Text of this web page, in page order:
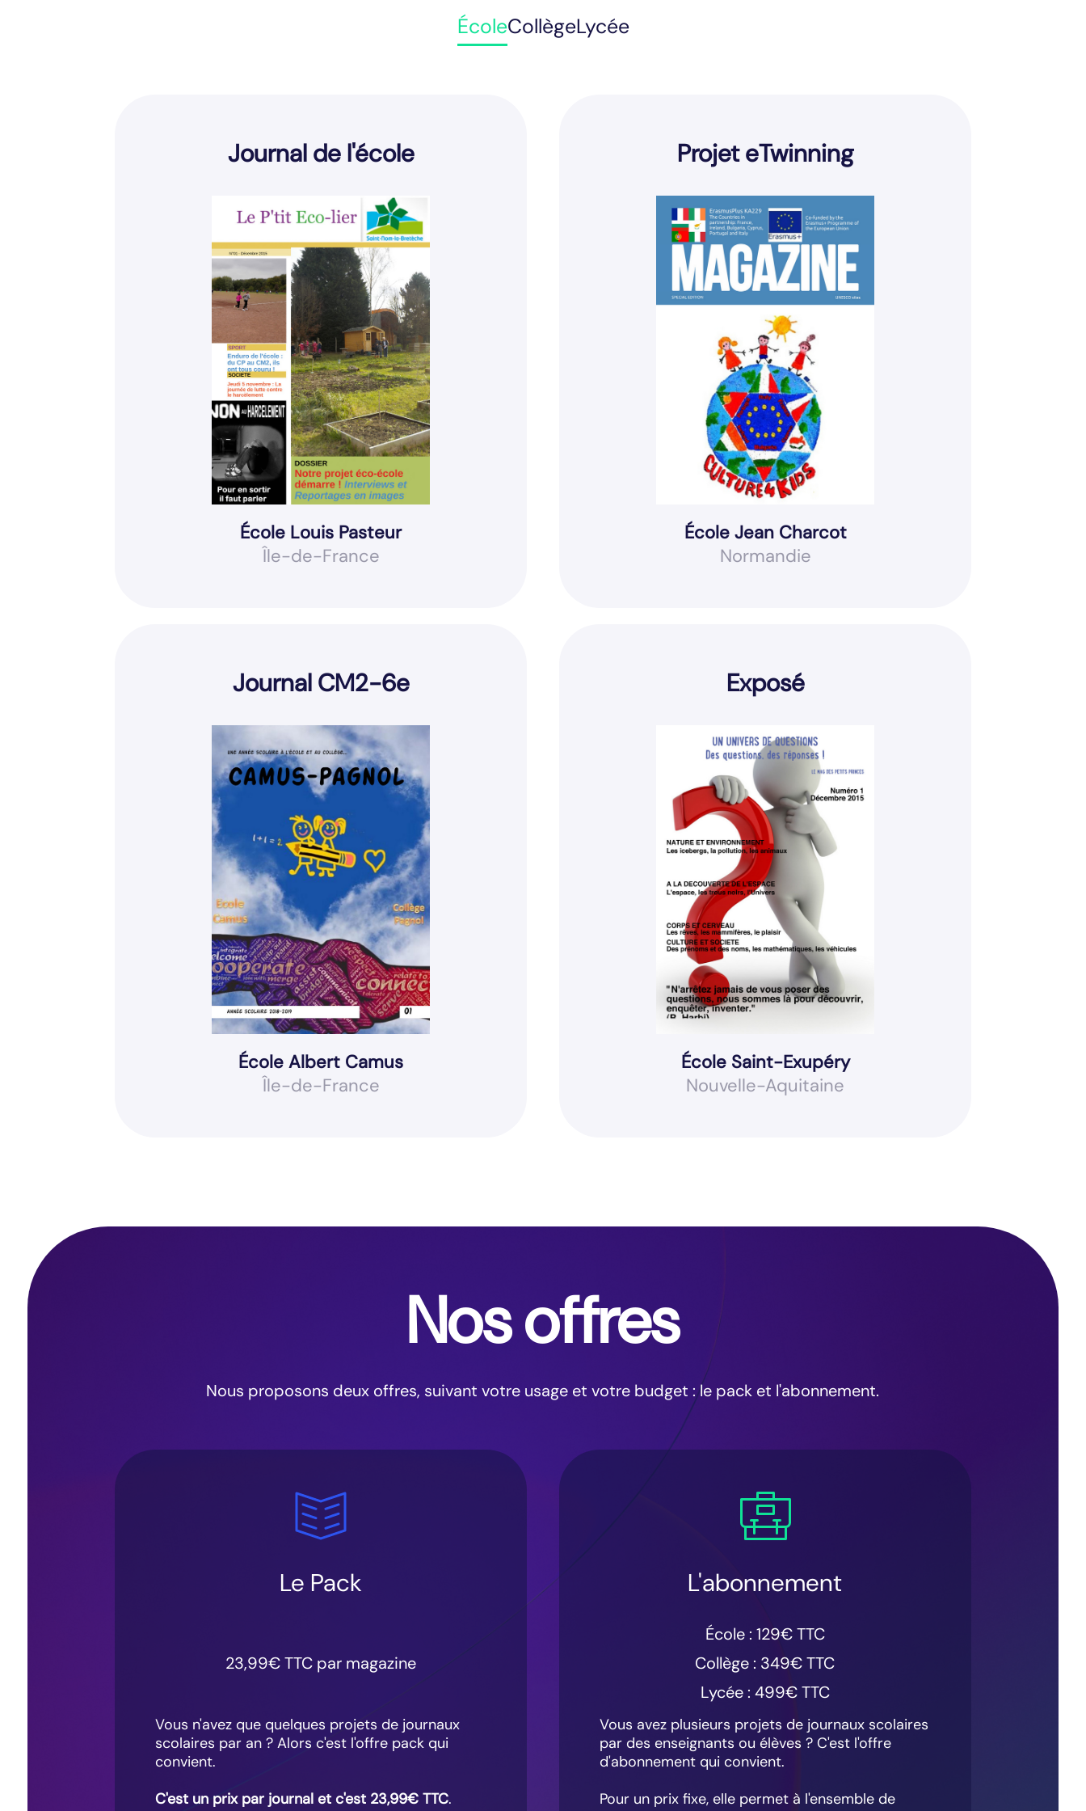
ÉcoleCollègeLycée
Journal de l'école
École Louis Pasteur
Île-de-France
Projet eTwinning
École Jean Charcot
Normandie
Journal CM2-6e
École Albert Camus
Île-de-France
Exposé
École Saint-Exupéry
Nouvelle-Aquitaine
Nos offres
Nous proposons deux offres, suivant votre usage et votre budget : le pack et l'abonnement.
Le Pack
23,99€ TTC par magazine
Vous n'avez que quelques projets de journaux
scolaires par an ? Alors c'est l'offre pack qui
convient.
C'est un prix par journal et c'est 23,99€ TTC.
L'abonnement
École : 129€ TTC
Collège : 349€ TTC
Lycée : 499€ TTC
Vous avez plusieurs projets de journaux scolaires
par des enseignants ou élèves ? C'est l'offre
d'abonnement qui convient.
Pour un prix fixe, elle permet à l'ensemble de